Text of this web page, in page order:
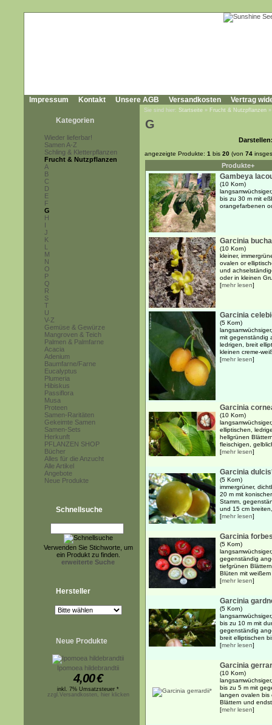
Impressum Kontakt Unsere AGB Versandkosten Vertrag
Kategorien
Wieder lieferbar!
Samen A-Z
Schling & Kletterpflanzen
Frucht & Nutzpflanzen
A
B
C
D
E
F
G
H
I
J
K
L
M
N
O
P
Q
R
S
T
U
V-Z
Gemüse & Gewürze
Mangroven & Teich
Palmen & Palmfarne
Acacia
Adenium
Baumfarne/Farne
Eucalyptus
Plumeria
Hibiskus
Passiflora
Musa
Proteen
Samen-Raritäten
Gekeimte Samen
Samen-Sets
Herkunft
PFLANZEN SHOP
Bücher
Alles für die Anzucht
Alle Artikel
Angebote
Neue Produkte
Schnellsuche
Verwenden Sie Stichworte, um
ein Produkt zu finden.
erweiterte Suche
Hersteller
Neue Produkte
Ipomoea hildebrandtii
4,00€
inkl. 7% Umsatzsteuer *
zzgl.Versandkosten, hier klicken
Sie sind hier: Startseite » Frucht & Nutzpflanzen
G
angezeigte Produkte: 1 bis 20 (von 74
Produkte+
Gambeya
(10 Korn)
bis zu 30 m mit
orangefarbenen
Garcinia
(10 Korn)
kleiner,
ovalen or
und
oder in kleinen
[mehr lesen]
Garcinia
(5 Korn)
mit gegenständig
ledrigen, breit
kleinen creme-
[mehr lesen]
Garcinia
(10 Korn)
elliptischen,
hellgrünen
fleischigen,
[mehr lesen]
Garcinia
(5 Korn)
immergrüner,
20 m mit
Stamm,
und 15 cm
[mehr lesen]
Garcinia
(5 Korn)
gegenständig
tiefgrünen
Blüten mit
[mehr lesen]
Garcinia
(5 Korn)
bis zu 10 m mit
gegenständig
breit elliptischen
[mehr lesen]
Garcinia
(10 Korn)
bis zu 5 m mit
langen ovalen bis
Blättern und
[mehr lesen]